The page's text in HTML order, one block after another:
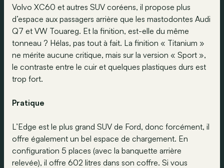
Volvo XC60 et autres SUV coréens, il propose plus
d’espace aux passagers arrière que les mastodontes Audi
Q7 et VW Touareg. Et la finition, est-elle du même
tonneau ? Hélas, pas tout à fait. La finition « Titanium »
ne mérite aucune critique, mais sur la version « Sport »,
le contraste entre le cuir et quelques plastiques durs est
trop fort.
Pratique
L’Edge est le plus grand SUV de Ford, donc forcément, il
offre également un bel espace de chargement. En
configuration 5 places (avec la banquette arrière
relevée), il offre 602 litres dans son coffre. Si vous